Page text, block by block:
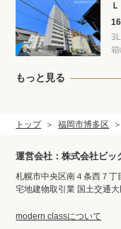
もっと見る
トップ 福岡市博多区
運営会社：株式会社ビッ
札幌市中央区南４条西７
宅地建物取引業 国土交通
modern classについて